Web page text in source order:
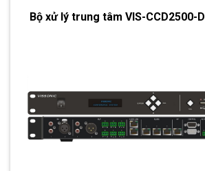
Bộ xử lý trung tâm VIS-CCD2500-D